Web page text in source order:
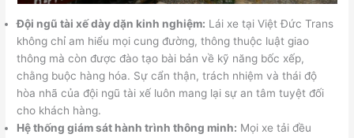
Đội ngũ tài xế dày dặn kinh nghiệm: Lái xe tại Việt Đức Trans
không chỉ am hiểu mọi cung đường, thông thuộc luật giao
thông mà còn được đào tạo bài bản về kỹ năng bốc xếp,
chằng buộc hàng hóa. Sự cẩn thận, trách nhiệm và thái độ
hòa nhã của đội ngũ tài xế luôn mang lại sự an tâm tuyệt đối
cho khách hàng.
Hệ thống giám sát hành trình thông minh: Mọi xe tải đều